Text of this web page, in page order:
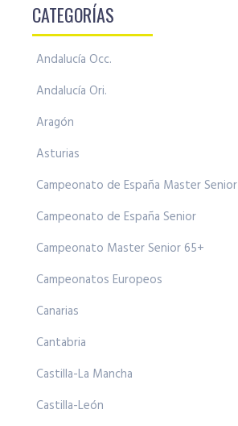
CATEGORÍAS
Andalucía Occ.
Andalucía Ori.
Aragón
Asturias
Campeonato de España Master Senior
Campeonato de España Senior
Campeonato Master Senior 65+
Campeonatos Europeos
Canarias
Cantabria
Castilla-La Mancha
Castilla-León